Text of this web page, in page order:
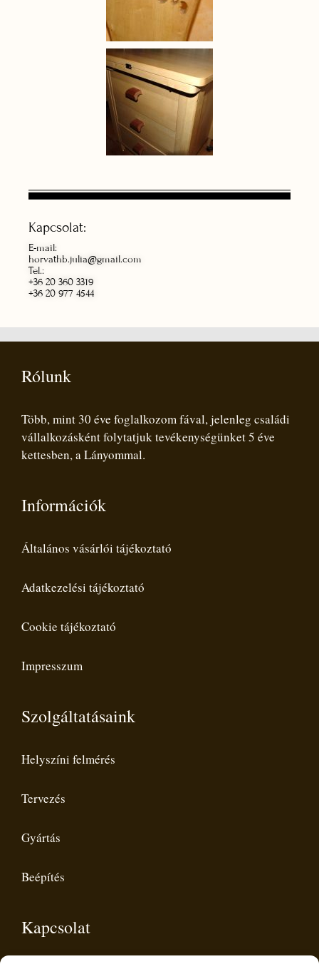
Kapcsolat:
E-mail:
horvathb.julia@gmail.com
Tel.:
+36 20 360 3319
+36 20 977 4544
Rólunk
Több, mint 30 éve foglalkozom fával, jelenleg családi
vállalkozásként folytatjuk tevékenységünket 5 éve
kettesben, a Lányommal.
Információk
Általános vásárlói tájékoztató
Adatkezelési tájékoztató
Cookie tájékoztató
Impresszum
Szolgáltatásaink
Helyszíni felmérés
Tervezés
Gyártás
Beépítés
Kapcsolat